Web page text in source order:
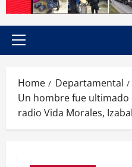
Primary
Home
Departamental
Un hombre fue ultimado
radio Vida Morales,